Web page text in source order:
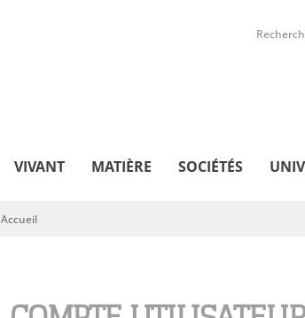
VIVANT MATIÈRE SOCIÉTÉS
Vous êtes ici
Accueil